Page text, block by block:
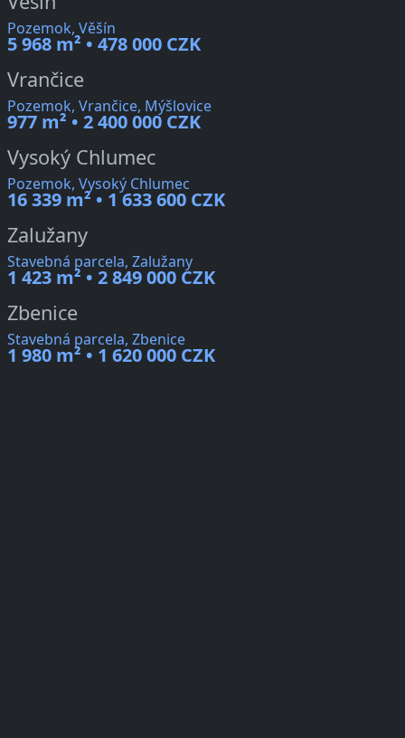
Pozemok, Věšín
5 968 m² • 478 000 CZK
Vrančice
Pozemok, Vrančice, Mýšlovice
977 m² • 2 400 000 CZK
Vysoký Chlumec
Pozemok, Vysoký Chlumec
16 339 m² • 1 633 600 CZK
Zalužany
Stavebná parcela, Zalužany
1 423 m² • 2 849 000 CZK
Zbenice
Stavebná parcela, Zbenice
1 980 m² • 1 620 000 CZK